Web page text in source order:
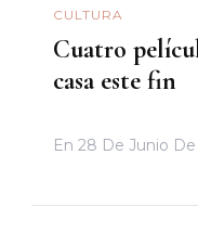
CULTURA
Cuatro
casa este fin
En 28 De Junio